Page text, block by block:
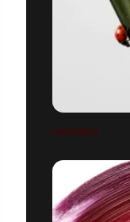
UNDERBUG